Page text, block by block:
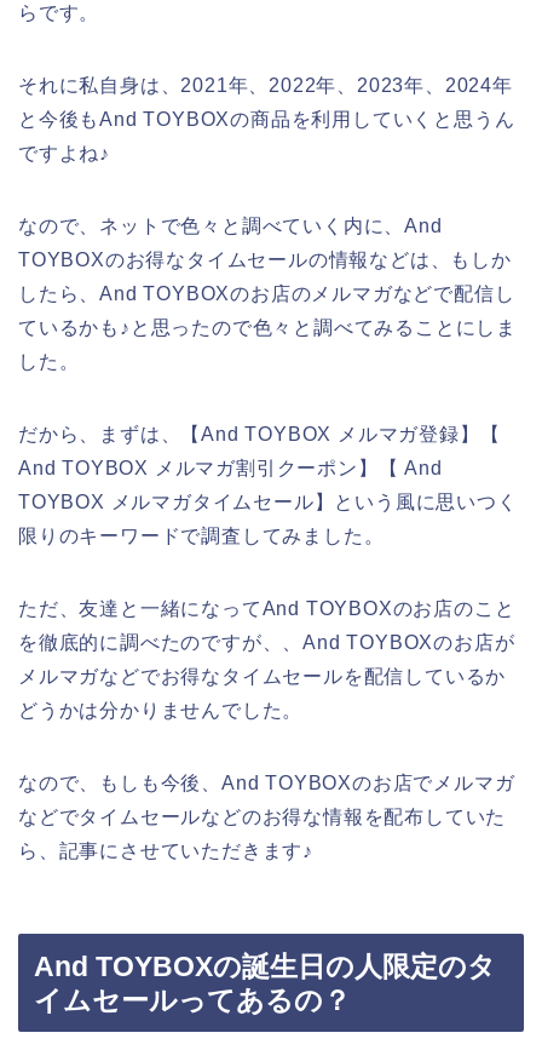
らです。
それに私自身は、2021年、2022年、2023年、2024年
と今後もAnd TOYBOXの商品を利用していくと思うん
ですよね♪
なので、ネットで色々と調べていく内に、And
TOYBOXのお得なタイムセールの情報などは、もしか
したら、And TOYBOXのお店のメルマガなどで配信し
ているかも♪と思ったので色々と調べてみることにしま
した。
だから、まずは、【And TOYBOX メルマガ登録】【
And TOYBOX メルマガ割引クーポン】【 And
TOYBOX メルマガタイムセール】という風に思いつく
限りのキーワードで調査してみました。
ただ、友達と一緒になってAnd TOYBOXのお店のこと
を徹底的に調べたのですが、、And TOYBOXのお店が
メルマガなどでお得なタイムセールを配信しているか
どうかは分かりませんでした。
なので、もしも今後、And TOYBOXのお店でメルマガ
などでタイムセールなどのお得な情報を配布していた
ら、記事にさせていただきます♪
And TOYBOXの誕生日の人限定のタ
イムセールってあるの？